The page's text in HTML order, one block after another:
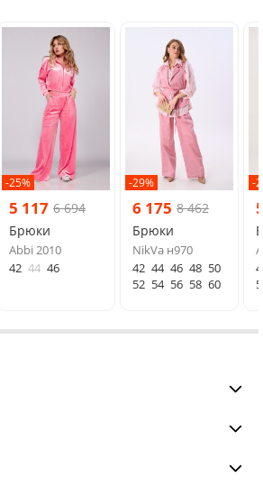
-25%
5 117 6 694
Брюки
Abbi 2010
42 44 46
-29%
6 175 8 462
Брюки
NikVa н970
42 44 46 48 50
52 54 56 58 60
-